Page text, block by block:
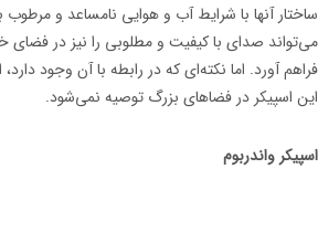
ساختار آنها با شرایط آب و هوایی نامساعد و مرطوب
می‌تواند صدای با کیفیت و مطلوبی را نیز در فضای
فراهم آورد. اما نکته‌ای که در رابطه با آن وجود
این اسپیکر در فضاهای بزرگ توصیه نمی‌شود.
اسپیکر واندربوم